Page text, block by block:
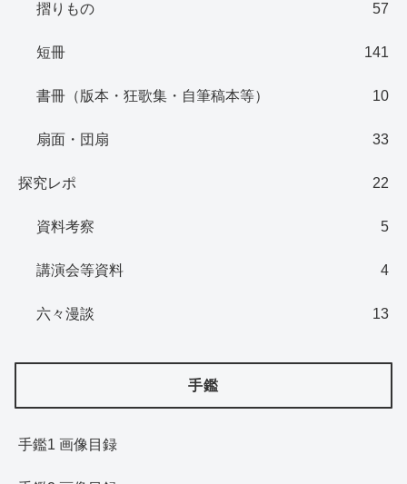
摺りもの 57
短冊 141
書冊（版本・狂歌集・自筆稿本等） 10
扇面・団扇 33
探究レポ 22
資料考察 5
講演会等資料 4
六々漫談 13
手鑑
手鑑1 画像目録